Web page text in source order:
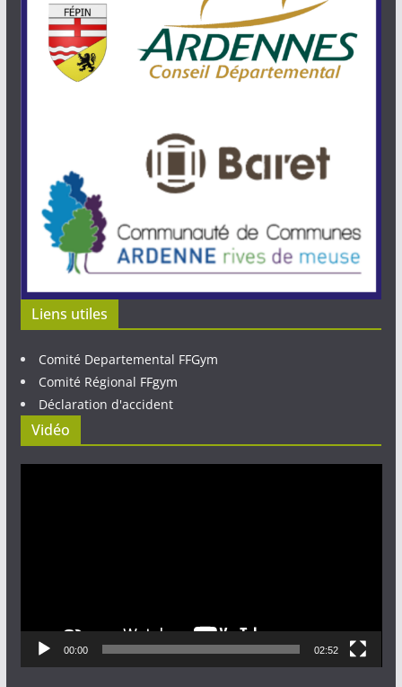
Liens utiles
Comité Departemental FFGym
Comité Régional FFgym
Déclaration d'accident
Vidéo
00:00 02:52